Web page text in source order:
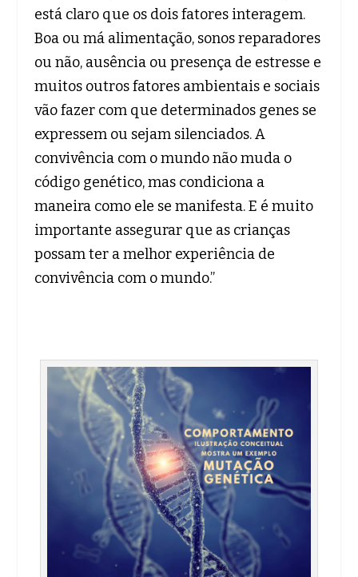
está claro que os dois fatores interagem.
Boa ou má alimentação, sonos reparadores
ou não, ausência ou presença de estresse e
muitos outros fatores ambientais e sociais
vão fazer com que determinados genes se
expressem ou sejam silenciados. A
convivência com o mundo não muda o
código genético, mas condiciona a
maneira como ele se manifesta. E é muito
importante assegurar que as crianças
possam ter a melhor experiência de
convivência com o mundo.”